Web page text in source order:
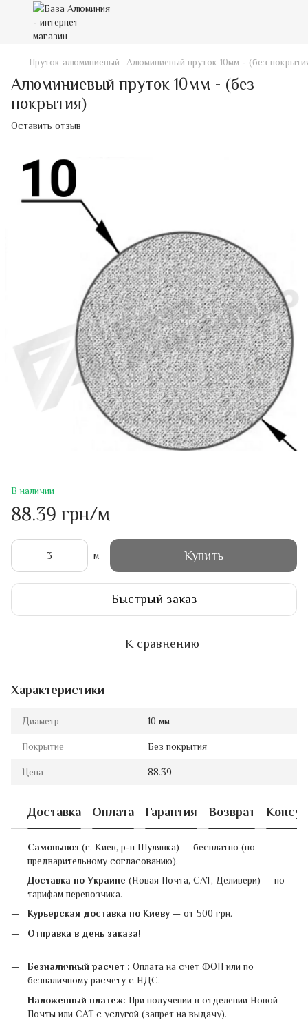
Пруток алюминиевый Алюминиевый пруток 10мм - (без
Алюминиевый пруток 10мм - (без
покрытия)
Оставить отзыв
В наличии
88.39 грн/м
м Купить
Быстрый заказ
К сравнению
Характеристики
Диаметр 10 мм
Покрытие Без покрытия
Цена 88.39
Доставка Оплата Гарантия Возврат
Самовывоз (г. Киев, р-н Шулявка) — бесплатно (по
предварительному согласованию).
Доставка по Украине (Новая Почта, САТ, Деливери) — по
тарифам перевозчика.
Курьерская доставка по Киеву — от 500 грн.
Отправка в день заказа!
Безналичный расчет : Оплата на счет ФОП или по
безналичному расчету с НДС.
Наложенный платеж: При получении в отделении Новой
Почты или САТ с услугой (запрет на выдачу).